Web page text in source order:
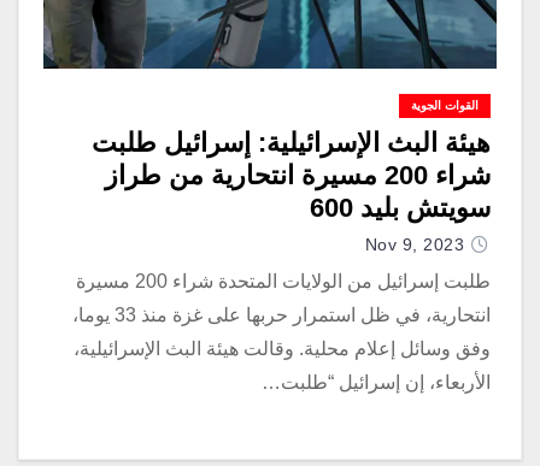
القوات الجوية
هيئة البث الإسرائيلية: إسرائيل طلبت
شراء 200 مسيرة انتحارية من طراز
سويتش بليد 600
Nov 9, 2023
طلبت إسرائيل من الولايات المتحدة شراء 200 مسيرة
انتحارية، في ظل استمرار حربها على غزة منذ 33 يوما،
وفق وسائل إعلام محلية. وقالت هيئة البث الإسرائيلية،
الأربعاء، إن إسرائيل “طلبت…